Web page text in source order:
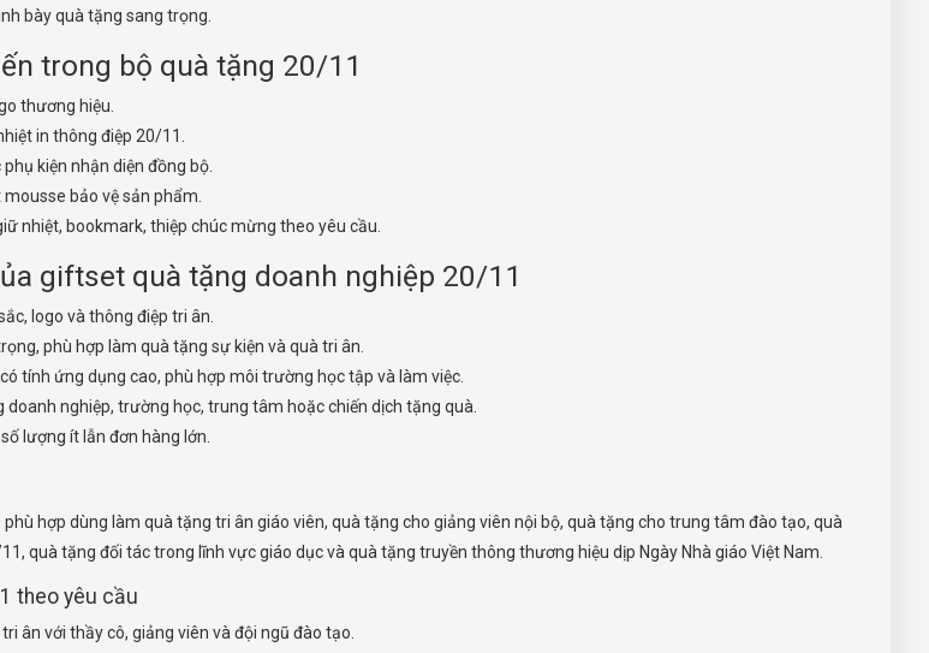
bày quà tặng sang trọng.
trong bộ quà tặng 20/11
thương hiệu.
in thông điệp 20/11.
kiện nhận diện đồng bộ.
bảo vệ sản phẩm.
nhiệt, bookmark, thiệp chúc mừng theo yêu cầu.
giftset quà tặng doanh nghiệp 20/11
logo và thông điệp tri ân.
phù hợp làm quà tặng sự kiện và quà tri ân.
tính ứng dụng cao, phù hợp môi trường học tập và làm việc.
doanh nghiệp, trường học, trung tâm hoặc chiến dịch tặng quà.
lượng ít lẫn đơn hàng lớn.
hợp dùng làm quà tặng tri ân giáo viên, quà tặng cho giảng viên nội bộ, quà tặng cho trung tâm đào tạo, quà
quà tặng đối tác trong lĩnh vực giáo dục và quà tặng truyền thông thương hiệu dịp Ngày Nhà giáo Việt Nam.
theo yêu cầu
ân với thầy cô, giảng viên và đội ngũ đào tạo.